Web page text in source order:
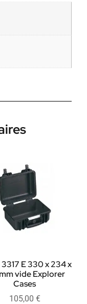
E 330 x 234 x
vide Explorer
Cases
105,00 €